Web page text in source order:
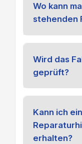
Wo kann
stehenden
Wird das
geprüft?
Kann ich
erhalten?